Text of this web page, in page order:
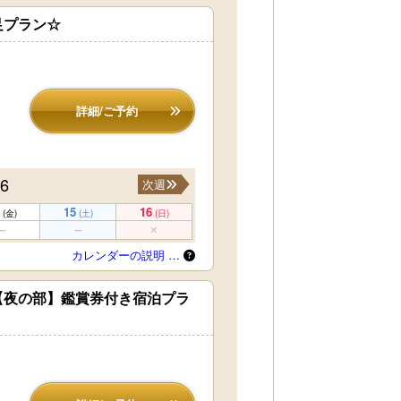
プラン☆
詳細/ご予約
次週
(金) 15 (土) 16 (日)
カレンダーの説明 …
の部】鑑賞券付き宿泊プラ